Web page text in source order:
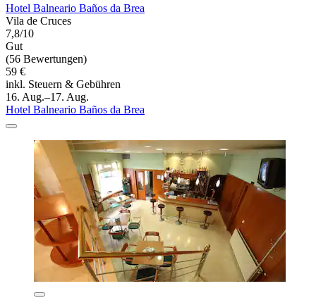
Hotel Balneario Baños da Brea
Vila de Cruces
7,8/10
Gut
(56 Bewertungen)
59 €
inkl. Steuern & Gebühren
16. Aug.–17. Aug.
Hotel Balneario Baños da Brea